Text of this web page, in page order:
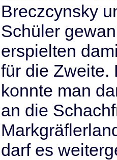
Breczcynsky
Schüler
erspielten
für die Zweite.
konnte man
an die
darf es